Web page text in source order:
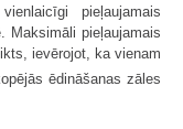
pieļaujamais
Maksimāli pieļaujamais
ievērojot, ka vienam
ēdināšanas zāles